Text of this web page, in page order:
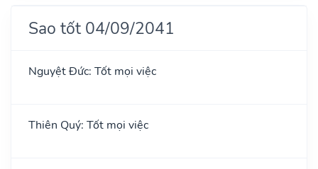
Sao tốt 04/09/2041
Nguyệt Đức: Tốt mọi việc
Thiên Quý: Tốt mọi việc